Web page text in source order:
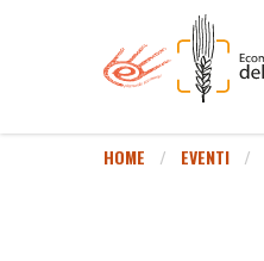
HOME EVENTI